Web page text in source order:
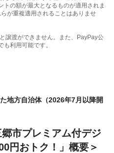
の額が最大となるものが適用されま
が重複適用されることはありませ
譲渡ができません。また、PayPay公
利用可能です。
地方自治体（2026年7月以降開
市プレミアム付デジ
円おトク！」概要＞